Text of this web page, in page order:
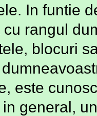
In funtie
rangul
blocuri
este
general,